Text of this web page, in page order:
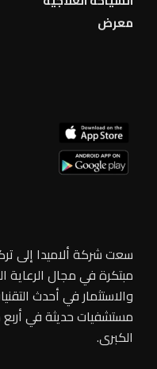
معرض
سعت شركة ألاميدا إلى
مبتكرة في مجال الرعاية
والاستثمار في أحدث
مستشفيات حديثة في
الكبرى.